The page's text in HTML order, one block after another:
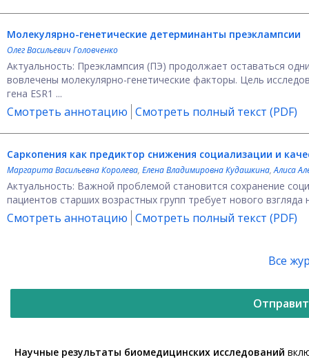
Молекулярно-генетические детерминанты преэклампсии
Олег Васильевич Головченко
Актуальность: Преэклампсия (ПЭ) продолжает оставаться
вовлечены молекулярно-генетические факторы. Цель
гена ESR1 ...
Смотреть аннотацию Смотреть полный текст (PDF)
Саркопения как предиктор снижения социализации и
Маргарита Васильевна Королева, Елена Владимировна Кудашкина,Алиса
Актуальность: Важной проблемой становится сохранение
пациентов старших возрастных групп требует нового
Смотреть аннотацию Смотреть полный текст (PDF)
Все
Научные результаты биомедицинских исследований